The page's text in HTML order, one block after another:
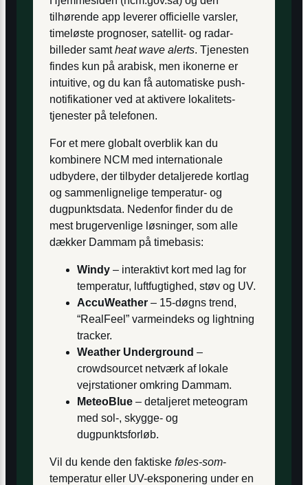
tilhørende app leverer officielle varsler,
timeløste prognoser, satellit- og radar­
billeder samtheat wave alerts. Tjenesten
findes kun på arabisk, men ikonerne er
intuitive, og du kan få automatiske push­
notifikationer ved at aktivere lokalitets­
tjenester på telefonen.
For et mere globalt overblik kan du
kombinere NCM med internationale
udbydere, der tilbyder detaljerede kortlag
og sammenlignelige temperatur- og
dugpunkts­data. Nedenfor finder du de
mest brugervenlige løsninger, som alle
dækker Dammam på timebasis:
Windy – interaktivt kort med lag for
temperatur, luftfugtighed, støv og UV.
AccuWeather – 15-døgns trend,
“RealFeel” varmeindeks og lightning
tracker.
Weather Underground –
crowdsourcet netværk af lokale
vejrstationer omkring Dammam.
MeteoBlue – detaljeret meteogram
med sol-, skygge- og
dugpunktsforløb.
Vil du kende den faktiske føles-som-
temperatur eller UV-eksponering under en